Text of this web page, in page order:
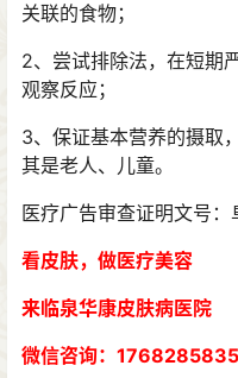
关联的食物；
2、尝试排除法，在短期
观察反应；
3、保证基本营养的摄取
其是老人、儿童。
医疗广告审查证明文号
看皮肤，做医疗美容
来临泉华康皮肤病医院
微信咨询：